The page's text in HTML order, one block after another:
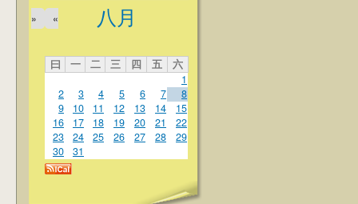
八月
«
»
曰 一 二 三 四 五
六
1
2
3 4 5 6 7
8
9
10 11 12 13 14
15
16
17 18 19 20 21
22
23
24 25 26 27 28
29
30
31